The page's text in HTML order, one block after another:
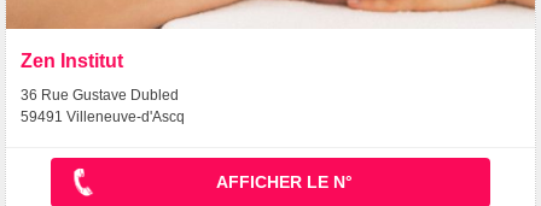
Zen Institut
36 Rue Gustave Dubled
59491 Villeneuve-d'Ascq
AFFICHER LE N°